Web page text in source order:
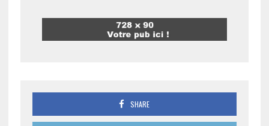
SHARE